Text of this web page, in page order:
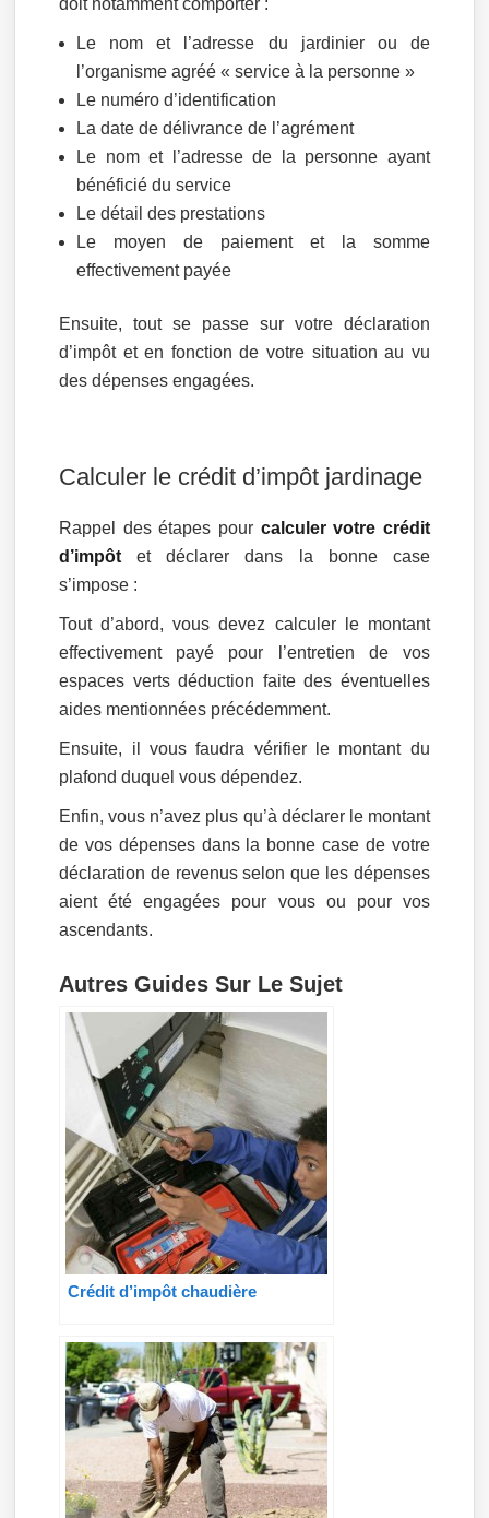
doit notamment comporter :
Le nom et l’adresse du jardinier ou de
l’organisme agréé « service à la personne »
Le numéro d’identification
La date de délivrance de l’agrément
Le nom et l’adresse de la personne ayant
bénéficié du service
Le détail des prestations
Le moyen de paiement et la somme
effectivement payée
Ensuite, tout se passe sur votre déclaration
d’impôt et en fonction de votre situation au vu
des dépenses engagées.
Calculer le crédit d’impôt jardinage
Rappel des étapes pour calculer votre crédit
d’impôt et déclarer dans la bonne case
s’impose :
Tout d’abord, vous devez calculer le montant
effectivement payé pour l’entretien de vos
espaces verts déduction faite des éventuelles
aides mentionnées précédemment.
Ensuite, il vous faudra vérifier le montant du
plafond duquel vous dépendez.
Enfin, vous n’avez plus qu’à déclarer le montant
de vos dépenses dans la bonne case de votre
déclaration de revenus selon que les dépenses
aient été engagées pour vous ou pour vos
ascendants.
Autres Guides Sur Le Sujet
Crédit d’impôt chaudière